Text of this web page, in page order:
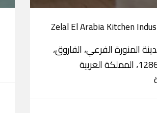
Zelal El Arabia Kitchen
المنورة الفرعي، الفاروق،
الرياض 12866، المملكة العربية